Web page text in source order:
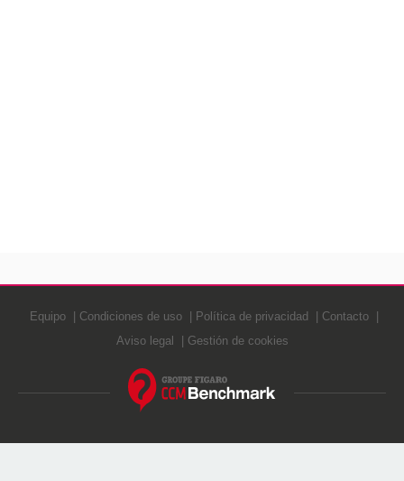
Equipo Condiciones de uso Política de privacidad
Contacto
Aviso legal
Gestión de cookies